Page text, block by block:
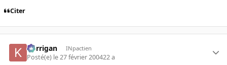
Citer
korrigan INpactien
Posté(e) le 27 février 200422 a